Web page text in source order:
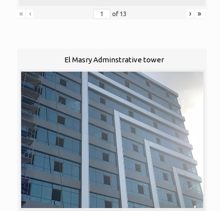
« ‹ of 13 › »
El Masry Adminstrative tower